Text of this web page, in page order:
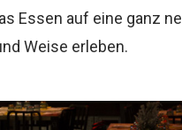
Essen auf eine ganz
Weise erleben.